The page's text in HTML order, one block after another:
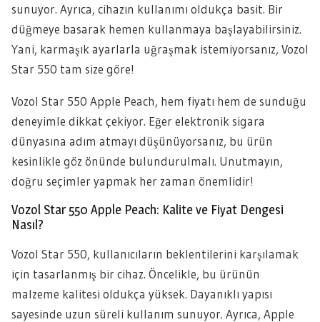
sunuyor. Ayrıca, cihazın kullanımı oldukça basit. Bir
düğmeye basarak hemen kullanmaya başlayabilirsiniz.
Yani, karmaşık ayarlarla uğraşmak istemiyorsanız, Vozol
Star 550 tam size göre!
Vozol Star 550 Apple Peach, hem fiyatı hem de sunduğu
deneyimle dikkat çekiyor. Eğer elektronik sigara
dünyasına adım atmayı düşünüyorsanız, bu ürün
kesinlikle göz önünde bulundurulmalı. Unutmayın,
doğru seçimler yapmak her zaman önemlidir!
Vozol Star 550 Apple Peach: Kalite ve Fiyat Dengesi
Nasıl?
Vozol Star 550, kullanıcıların beklentilerini karşılamak
için tasarlanmış bir cihaz. Öncelikle, bu ürünün
malzeme kalitesi oldukça yüksek. Dayanıklı yapısı
sayesinde uzun süreli kullanım sunuyor. Ayrıca, Apple